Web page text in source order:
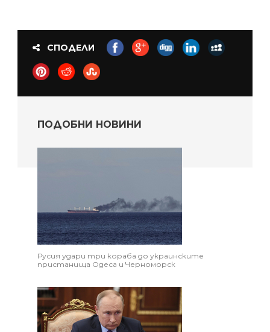
СПОДЕЛИ
ПОДОБНИ НОВИНИ
Русия удари три кораба до украинските
пристанища Одеса и Черноморск